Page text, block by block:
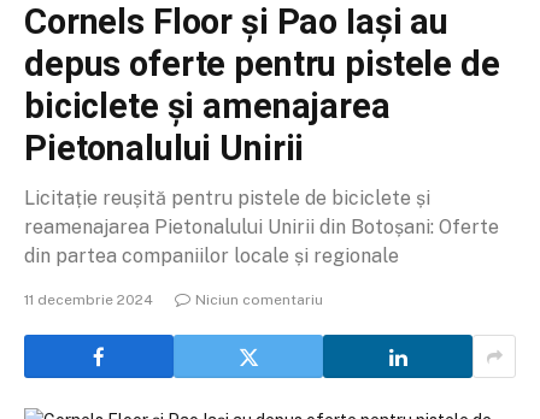
Cornels Floor și Pao Iași au
depus oferte pentru pistele de
biciclete și amenajarea
Pietonalului Unirii
Licitație reușită pentru pistele de biciclete și
reamenajarea Pietonalului Unirii din Botoșani: Oferte
din partea companiilor locale și regionale
11 decembrie 2024 Niciun comentariu